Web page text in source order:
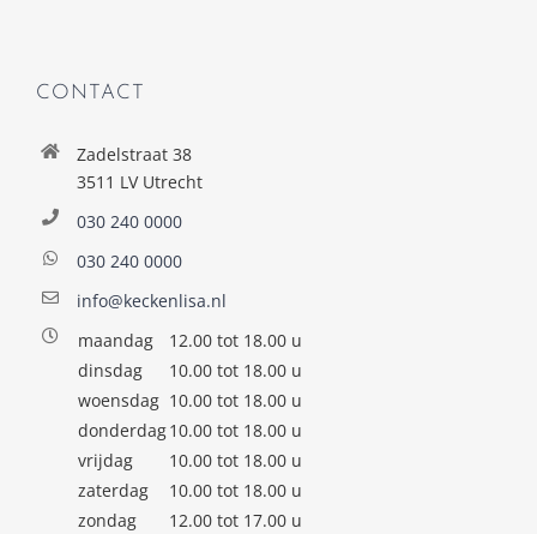
CONTACT
Zadelstraat 38
3511 LV Utrecht
030 240 0000
030 240 0000
info@keckenlisa.nl
maandag
12.00 tot 18.00 u
dinsdag
10.00 tot 18.00 u
woensdag 10.00 tot 18.00 u
donderdag10.00 tot 18.00 u
vrijdag
10.00 tot 18.00 u
zaterdag
10.00 tot 18.00 u
zondag
12.00 tot 17.00 u